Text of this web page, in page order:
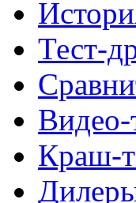
Тест-
Видео-
Краш-